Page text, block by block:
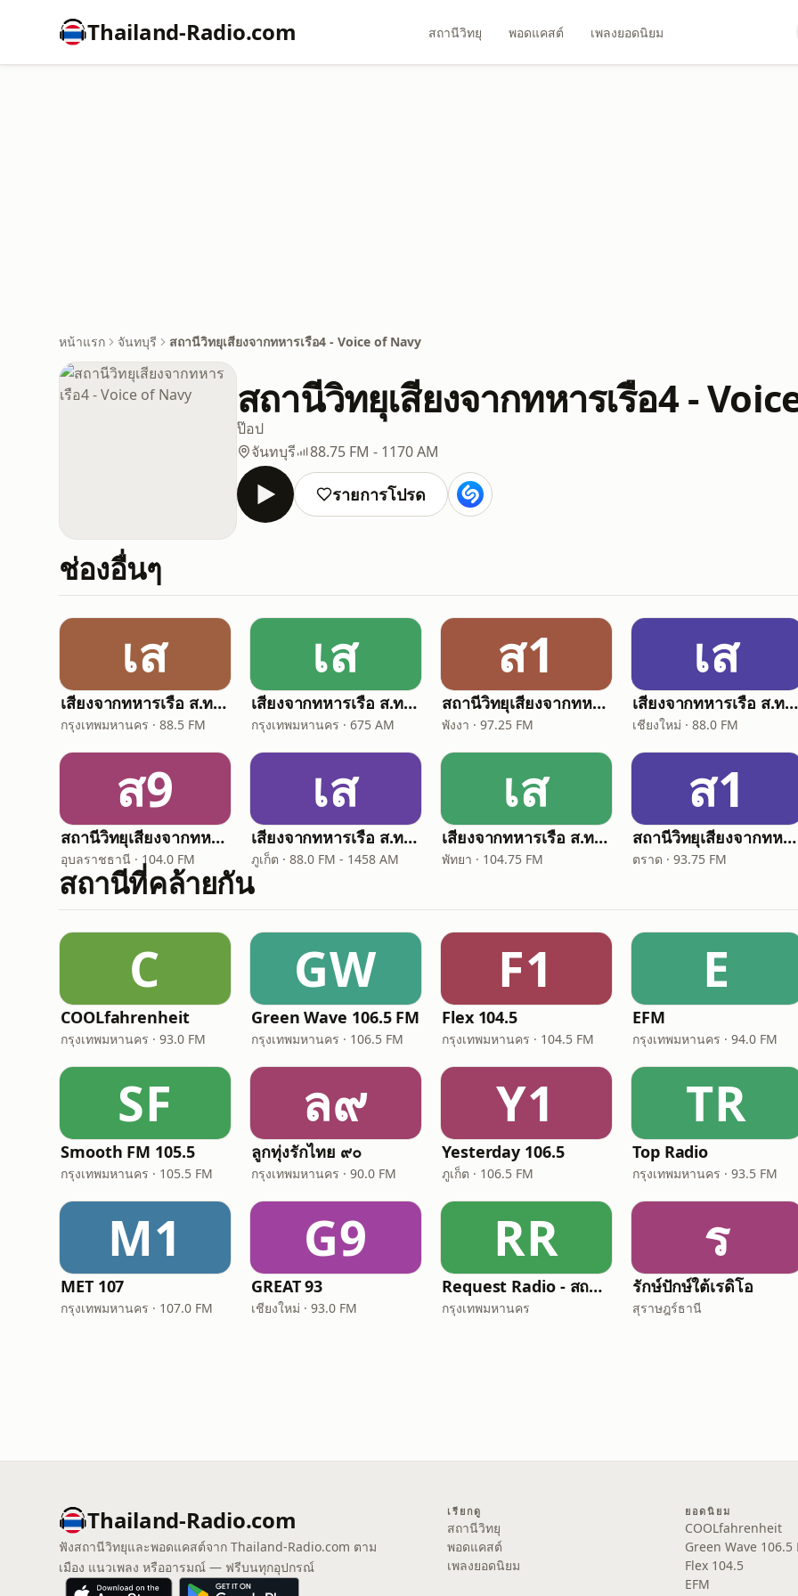
Thailand-Radio.com สถานีวิทยุ พอดแคสต์ เพลงยอดนิยม
หน้าแรก จันทบุรี สถานีวิทยุเสียงจากทหารเรือ4 - Voice of Navy
สถานีวิทยุเสียงจากทหารเรือ4 -
ป๊อป
จันทบุรี
88.75 FM - 1170 AM
รายการโปรด
ช่องอื่นๆ
เส
เสียงจากทหารเรือ ส.ทร.1 - Voice of Navy
กรุงเทพมหานคร · 88.5 FM
เส
เสียงจากทหารเรือ ส.ทร.2 - Voice of Navy
กรุงเทพมหานคร · 675 AM
ส1
สถานีวิทยุเสียงจากทหารเรือ 14 - Voice of Navy
พังงา · 97.25 FM
เส
เสียงจากทหารเรือ ส.ทร.11 - Voice of Navy
เชียงใหม่ · 88.0 FM
ส9
สถานีวิทยุเสียงจากทหารเรือ 9 - Voice of Navy
อุบลราชธานี · 104.0 FM
เส
เสียงจากทหารเรือ ส.ทร.3 - Voice of Navy
ภูเก็ต · 88.0 FM - 1458 AM
เส
เสียงจากทหารเรือ ส.ทร.5 - Voice of Navy
พัทยา · 104.75 FM
ส1
สถานีวิทยุเสียงจากทหารเรือ 10 - Voice of Navy
ตราด · 93.75 FM
สถานีที่คล้ายกัน
C
COOLfahrenheit
กรุงเทพมหานคร · 93.0 FM
GW
Green Wave 106.5 FM
กรุงเทพมหานคร · 106.5 FM
F1
Flex 104.5
กรุงเทพมหานคร · 104.5 FM
E
EFM
กรุงเทพมหานคร · 94.0 FM
SF
Smooth FM 105.5
กรุงเทพมหานคร · 105.5 FM
ล๙
ลูกทุ่งรักไทย ๙๐
กรุงเทพมหานคร · 90.0 FM
Y1
Yesterday 106.5
ภูเก็ต · 106.5 FM
TR
Top Radio
กรุงเทพมหานคร · 93.5 FM
M1
MET 107
กรุงเทพมหานคร · 107.0 FM
G9
GREAT 93
เชียงใหม่ · 93.0 FM
RR
Request Radio - สถานีเพลงสากล
กรุงเทพมหานคร
ร
รักษ์ปักษ์ใต้เรดิโอ
สุราษฎร์ธานี
Thailand-Radio.com
ฟังสถานีวิทยุและพอดแคสต์จาก Thailand-Radio.com ตาม
เมือง แนวเพลง หรืออารมณ์ — ฟรีบนทุกอุปกรณ์
เรียกดู
สถานีวิทยุ
พอดแคสต์
เพลงยอดนิยม
ยอดนิยม
COOLfahrenheit
Green Wave 106.5
Flex 104.5
EFM